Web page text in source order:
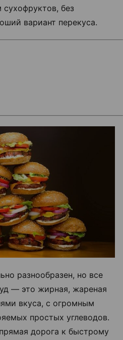
без
вариант перекуса.
разнообразен, но все
— это жирная, жареная
вкуса, с огромным
простых углеводов.
дорога к быстрому